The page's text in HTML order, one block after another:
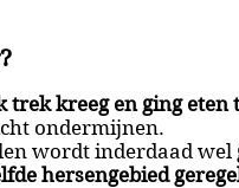
trek kreeg en ging
ondermijnen.
wordt inderdaad wel
hersengebied